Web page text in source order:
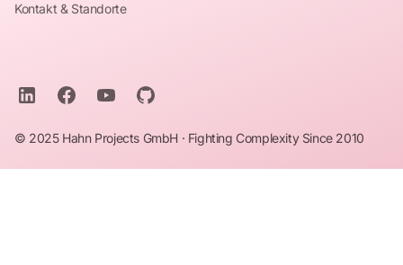
Kontakt & Standorte
© 2025 Hahn Projects GmbH · Fighting Complexity Since 2010